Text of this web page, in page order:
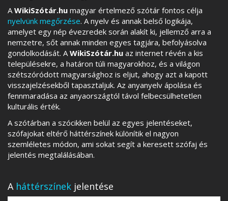
AWikiSzótár.hu magyar értelmező szótár fontos célja
nyelvünk megőrzése. A nyelv és annak belső logikája,
amelyet egy nép évezredek során alakít ki, jellemző arra a
nemzetre, sőt annak minden egyes tagjára, befolyásolva
gondolkodását. AWikiSzótár.hu az internet révén a kis
településekre, a határon túli magyarokhoz, és a világon
szétszóródott magyarsághoz is eljut, ahogy azt a kapott
visszajelzésekből tapasztaljuk. Az anyanyelv ápolása és
fennmaradása az anyaországtól távol felbecsülhetetlen
kulturális érték.
A szótárban a szócikken belül az egyes jelentéseket,
szófajokat eltérő háttérszínek különítik el nagyon
szemléletes módon, ami sokat segít a keresett szófaj és
jelentés megtalálásában.
A háttérszínek jelentése